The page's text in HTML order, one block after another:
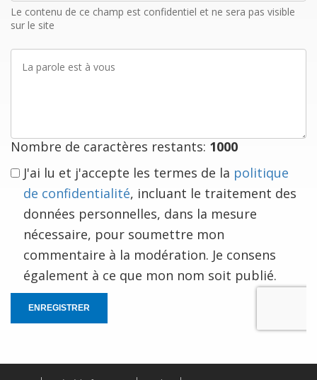
mail
Le contenu de ce champ est confidentiel et ne sera pas visible
sur le site
parole
Nombre de caractères restants: 1000
J'ai lu et j'accepte les termes de la politique
de confidentialité, incluant le traitement des
données personnelles, dans la mesure
nécessaire, pour soumettre mon
commentaire à la modération. Je consens
également à ce que mon nom soit publié.
ENREGISTRER